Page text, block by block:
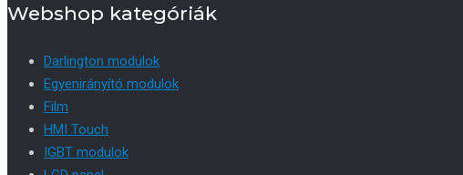
Webshop kategóriák
Darlington modulok
Egyenirányító modulok
Film
HMI Touch
IGBT modulok